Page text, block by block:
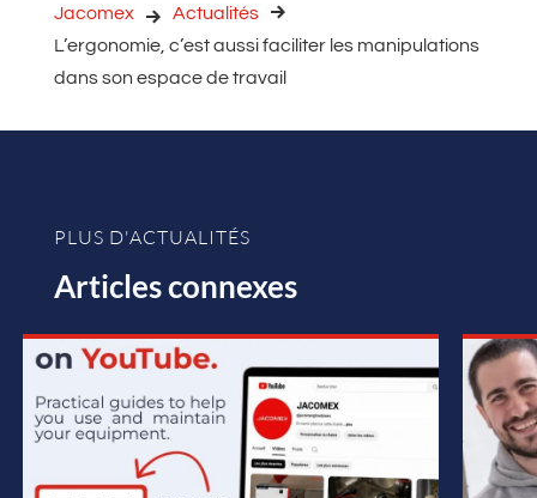
Jacomex
Actualités
L’ergonomie, c’est aussi faciliter les manipulations
dans son espace de travail
PLUS D'ACTUALITÉS
Articles connexes